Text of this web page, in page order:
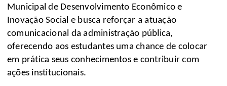
Municipal de Desenvolvimento Econômico e
Inovação Social e busca reforçar a atuação
comunicacional da administração pública,
oferecendo aos estudantes uma chance de colocar
em prática seus conhecimentos e contribuir com
ações institucionais.